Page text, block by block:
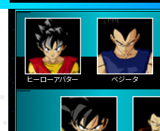
ヒーローアバター ベジータ